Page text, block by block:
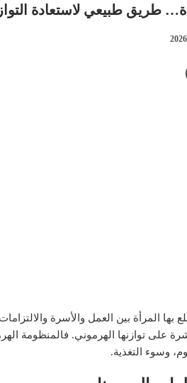
طريق طبيعي لاستعادة
المرأة بين العمل والأسرة
على توازنها الهرموني. فالمنظومة
وسوء التغذية.